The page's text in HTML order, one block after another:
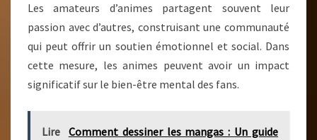
Les amateurs d’animes partagent souvent leur
passion avec d’autres, construisant une communauté
qui peut offrir un soutien émotionnel et social. Dans
cette mesure, les animes peuvent avoir un impact
significatif sur le bien-être mental des fans.
Lire Comment dessiner les mangas : Un guide